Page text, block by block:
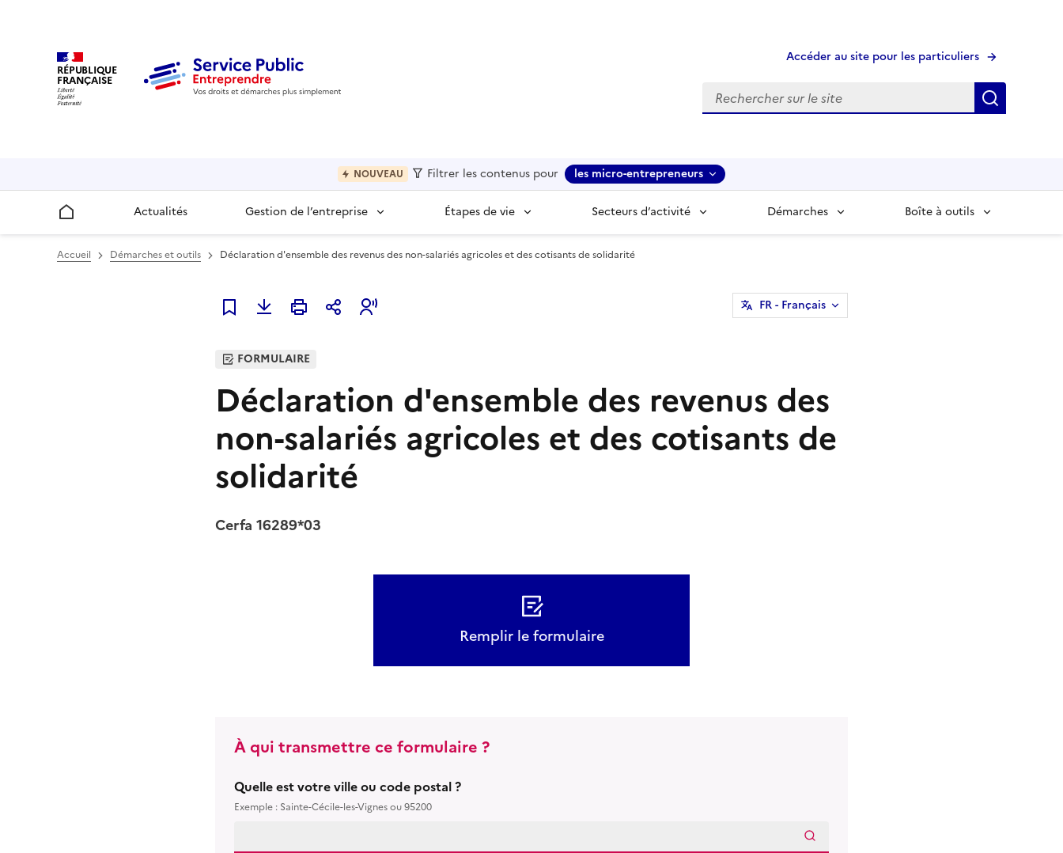
RÉPUBLIQUE
FRANÇAISE
Accéder au site pour les particuliers
Recherche
NOUVEAU Filtrer les contenus pour les micro-entrepreneurs
Accueil Actualités Gestion de l’entreprise Étapes de vie Secteurs d’activité Démarches Boîte à outils
Accueil Démarches et outils Déclaration d'ensemble des revenus des non-salariés agricoles et des cotisants de solidarité
Ajouter à mes favoris
FR- Français
FORMULAIRE
Déclaration d'ensemble des revenus des
non-salariés agricoles et des cotisants de
solidarité
Cerfa 16289*03
Remplir le formulaire
À qui transmettre ce formulaire ?
Quelle est votre ville ou code postal ?
Exemple : Sainte-Cécile-les-Vignes ou 95200